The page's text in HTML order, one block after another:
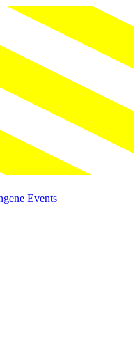
Events